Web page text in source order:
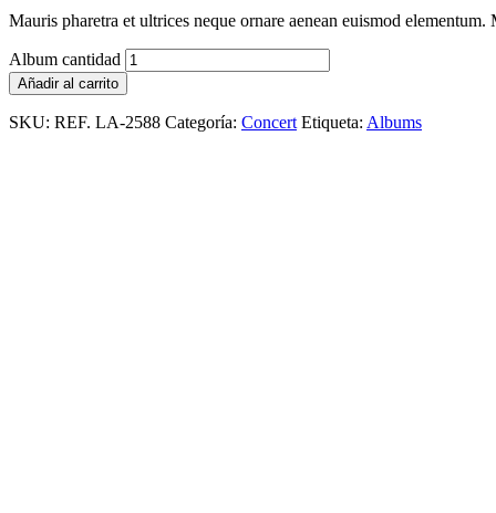
Mauris pharetra et ultrices neque ornare aenean euismod
Album cantidad
Añadir al carrito
SKU: REF. LA-2588 Categoría: Concert Etiqueta: Albums